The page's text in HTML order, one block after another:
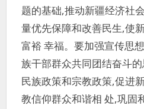
题的基础,推动新疆经济社
量优先保障和改善民生,使
富裕 幸福。要加强宣传思
族干部群众共同团结奋斗
民族政策和宗教政策,促进
教信仰群众和谐相 处,巩固